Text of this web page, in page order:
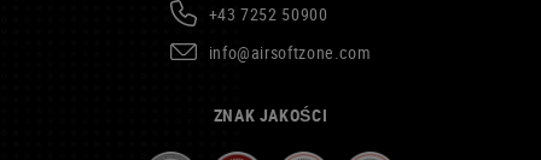
+43 7252 50900
info@airsoftzone.com
ZNAK JAKOŚCI